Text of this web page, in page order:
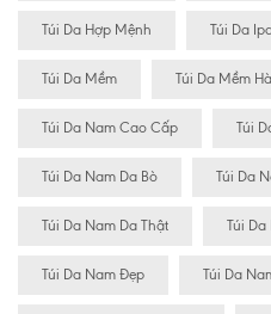
Túi Da Hợp Mệnh Túi Da
Túi Da Mềm Túi Da Mềm
Túi Da Nam Cao Cấp Túi
Túi Da Nam Da Bò Túi Da
Túi Da Nam Da Thật Túi
Túi Da Nam Đẹp Túi Da